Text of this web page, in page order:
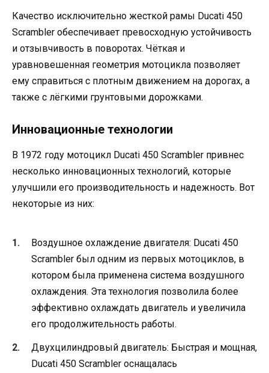
Качество исключительно жесткой рамы Ducati 450
Scrambler обеспечивает превосходную устойчивость
и отзывчивость в поворотах. Чёткая и
уравновешенная геометрия мотоцикла позволяет
ему справиться с плотным движением на дорогах, а
также с лёгкими грунтовыми дорожками.
Инновационные технологии
В 1972 году мотоцикл Ducati 450 Scrambler привнес
несколько инновационных технологий, которые
улучшили его производительность и надежность. Вот
некоторые из них:
Воздушное охлаждение двигателя: Ducati 450
Scrambler был одним из первых мотоциклов, в
котором была применена система воздушного
охлаждения. Эта технология позволила более
эффективно охлаждать двигатель и увеличила
его продолжительность работы.
Двухцилиндровый двигатель: Быстрая и мощная,
Ducati 450 Scrambler оснащалась